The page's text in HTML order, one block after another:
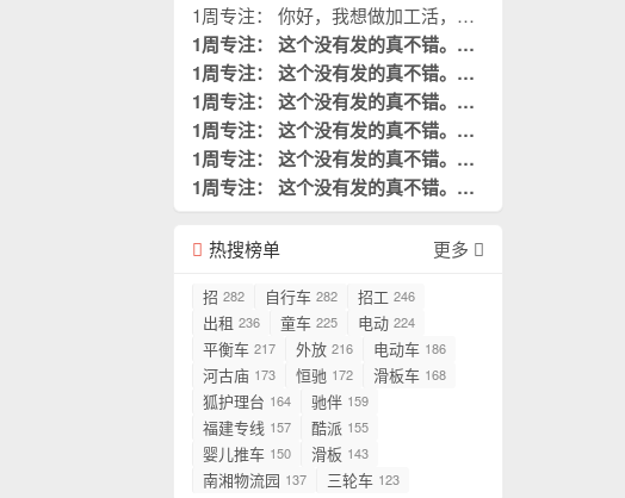
1周专注： 你好，我想做加工活，您
的厂子在哪？
1周专注： 这个没有发的真不错。这
是我需要阅读的。 置顶
1周专注： 这个没有发的真不错。这
是我需要阅读的。 置顶
1周专注： 这个没有发的真不错。这
是我需要阅读的。 置顶
1周专注： 这个没有发的真不错。这
是我需要阅读的。 置顶
1周专注： 这个没有发的真不错。这
是我需要阅读的。 置顶
1周专注： 这个没有发的真不错。这
是我需要阅读的。 置顶
热搜榜单 更多
招 282 自行车 282 招工 246
出租 236 童车 225 电动 224
平衡车 217 外放 216 电动车 186
河古庙 173 恒驰 172 滑板车 168
狐护理台 164 驰伴 159
福建专线 157 酷派 155
婴儿推车 150 滑板 143
南湘物流园 137 三轮车 123